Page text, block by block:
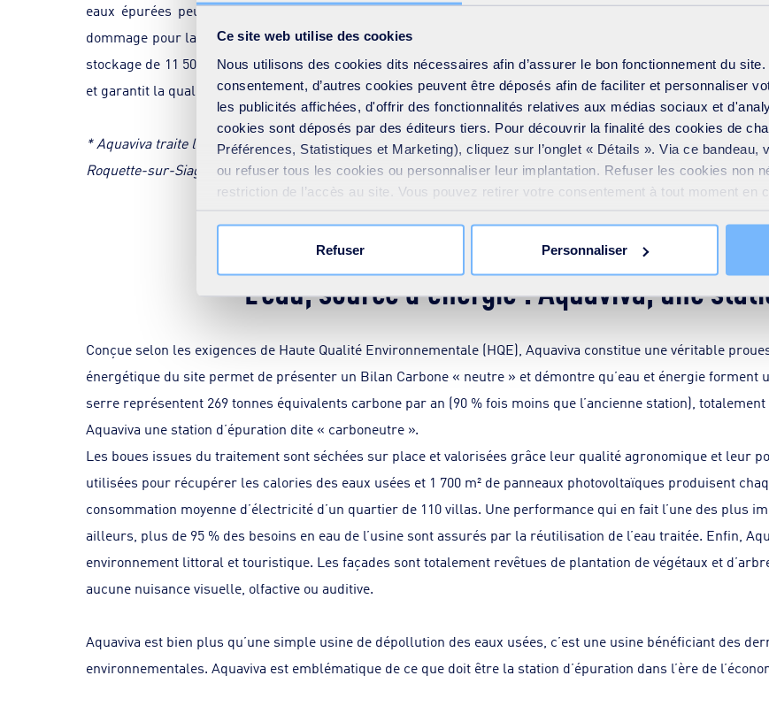
Ce site web utilise des cookies
Nous utilisons des cookies dits nécessaires afin d’assurer le bon fonctionnement du
consentement, d’autres cookies peuvent être déposés afin de faciliter et personnaliser
les publicités affichées, d'offrir des fonctionnalités relatives aux médias sociaux et
cookies sont déposés par des éditeurs tiers. Pour découvrir la finalité des cookies de
Préférences, Statistiques et Marketing), cliquez sur l’onglet « Détails ». Via ce bandeau,
ou refuser tous les cookies ou personnaliser leur implantation. Refuser les cookies non
restriction de l’accès au site. Vous pouvez retirer votre consentement à tout moment en
Refuser Personnaliser
eaux épurées peuvent alors être réutilisées pour le process de l’usine, l’arrosage des espaces verts,
dommage pour la flore et la faune marine. Par temps d’orage, les bassins de rétention contribuent
stockage de 11 500 m3d’eaux usées. Aquaviva permet ainsi de préserver la richesse et la qualité du milieu
et garantit la qualité des eaux de baignade.
* Aquaviva traite les eaux usées des huit communes du bassin cannois : Auribeau-sur-Siagne, Cannes, Le
Roquette-sur-Siagne et Théoule-sur-Mer.
L’eau, source d’énergie : Aquaviva, une
Conçue selon les exigences de Haute Qualité Environnementale (HQE), Aquaviva constitue une véritable
énergétique du site permet de présenter un Bilan Carbone « neutre » et démontre qu’eau et énergie forment
serre représentent 269 tonnes équivalents carbone par an (90 % fois moins que l’ancienne station),
Aquaviva une station d’épuration dite « carboneutre ».
Les boues issues du traitement sont séchées sur place et valorisées grâce leur qualité agronomique et leur
utilisées pour récupérer les calories des eaux usées et 1 700 m² de panneaux photovoltaïques produisent
consommation moyenne d’électricité d’un quartier de 110 villas. Une performance qui en fait l’une des plus
ailleurs, plus de 95 % des besoins en eau de l’usine sont assurés par la réutilisation de l’eau traitée. Enfin,
environnement littoral et touristique. Les façades sont totalement revêtues de plantation de végétaux et
aucune nuisance visuelle, olfactive ou auditive.
Aquaviva est bien plus qu’une simple usine de dépollution des eaux usées, c’est une usine bénéficiant des
environnementales. Aquaviva est emblématique de ce que doit être la station d’épuration dans l’ère de